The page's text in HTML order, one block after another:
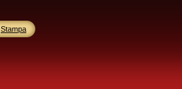
Stampa